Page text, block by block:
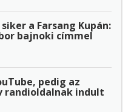
a Farsang Kupán:
bajnoki címmel
pedig az
randioldalnak indult